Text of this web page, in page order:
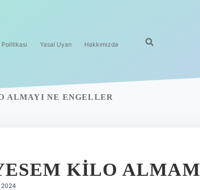
Yasal Uyarı Hakkımızda
ALMAYI NE ENGELLER
KILO ALMAM
2024